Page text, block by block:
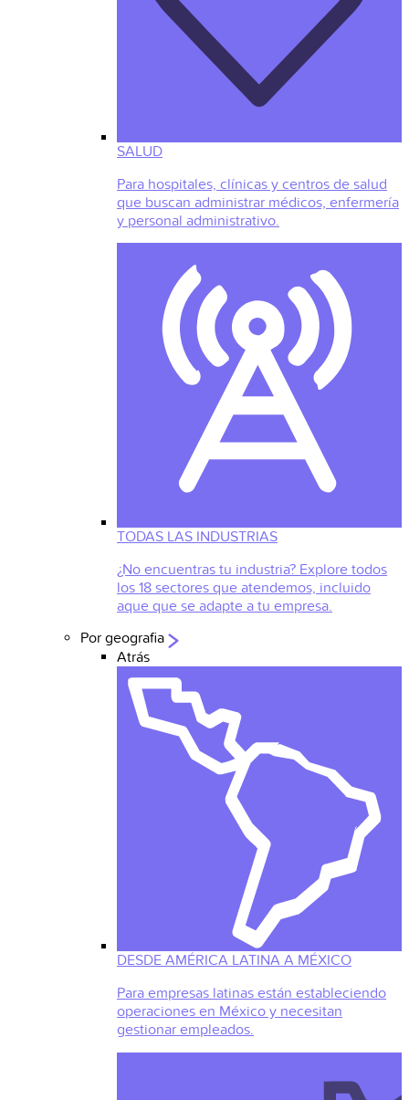
SALUD
Para hospitales, clínicas y centros de salud
que buscan administrar médicos, enfermería
y personal administrativo.
TODAS LAS INDUSTRIAS
¿No encuentras tu industria? Explore todos
los 18 sectores que atendemos, incluido
aque que se adapte a tu empresa.
Por geografia
Atrás
DESDE AMÉRICA LATINA A MÉXICO
Para empresas latinas están estableciendo
operaciones en México y necesitan
gestionar empleados.